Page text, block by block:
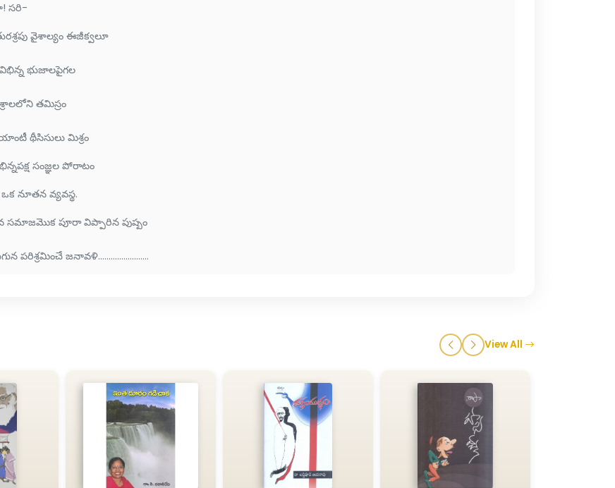
సరి-
వైశాల్యం ఈజీక్వలూ
భుజాలపైగల
తమిస్రం
థీసిసులు మిశ్రం
సంజ్ఞల పోరాటం
నూతన వ్యవస్థ.
పూరా విప్పారిన పుష్పం
పరిశ్రమించే జనావళి........................
View All